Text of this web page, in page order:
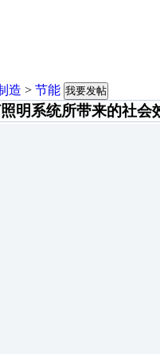
造 > 节能 我要发帖
明系统所带来的社会